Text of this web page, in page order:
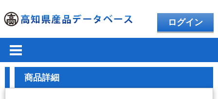
ログイン
商品詳細